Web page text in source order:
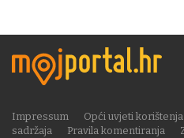
Impressum Opći uvjeti korištenja
sadržaja
Pravila komentiranja